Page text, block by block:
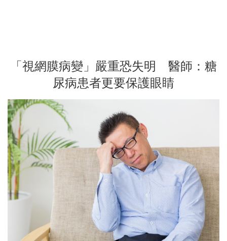
「視網膜病變」嚴重恐失明 醫師：糖
尿病患者更要保護眼睛